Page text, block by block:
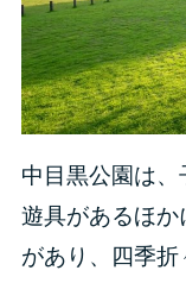
中目黒公園は
遊具があるほ
があり、四季